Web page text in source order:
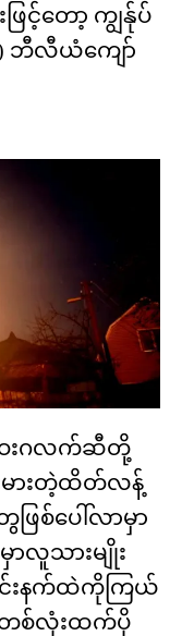
ြင့်တော့ ကျွန်ုပ်
) ဘီလီယံကျော်
ေးဂလက်ဆီတို့
းမားတဲ့ထိတ်လန့်
ြစ်ပေါ်လာမှာ
ာလူသားမျိုး
င်းနက်ထဲကိုကြယ်
တစ်လုံးထက်ပို